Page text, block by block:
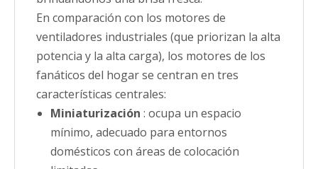
En comparación con los motores de
ventiladores industriales (que priorizan la alta
potencia y la alta carga), los motores de los
fanáticos del hogar se centran en tres
características centrales:
Miniaturización : ocupa un espacio
mínimo, adecuado para entornos
domésticos con áreas de colocación